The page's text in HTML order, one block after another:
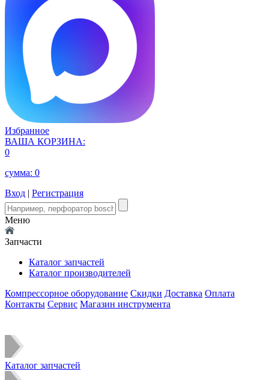
Избранное
ВАША КОРЗИНА:
0
сумма: 0
Вход | Регистрация
Меню
Запчасти
Каталог запчастей
Каталог производителей
Компрессорное оборудование Скидки Доставка Оплата
Контакты Сервис Магазин инструмента
Каталог запчастей